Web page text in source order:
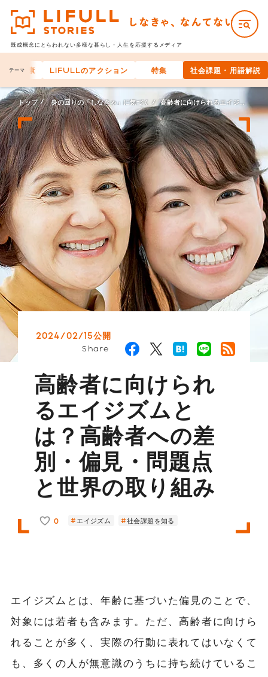
既成概念にとらわれない多様な暮らし・人生を応援するメディア
テーマ
体の健康 LIFULLのアクション 特集 社会課題・用語解説
トップ 身の回りの「しなきゃ」に気づく 高齢者に向けられるエイジズムとは？高齢者への差別・偏見・問題点と世界の取り組み
2024/02/15公開
Share
高齢者に向けられ
るエイジズムと
は？高齢者への差
別・偏見・問題点
と世界の取り組み
0 エイジズム 社会課題を知る
エイジズムとは、年齢に基づいた偏見のことで、
対象には若者も含みます。ただ、高齢者に向けら
れることが多く、実際の行動に表れてはいなくて
も、多くの人が無意識のうちに持ち続けているこ